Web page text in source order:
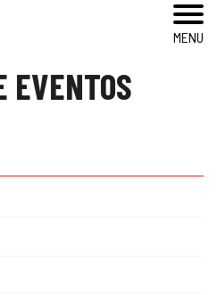
MENU
EVENTOS